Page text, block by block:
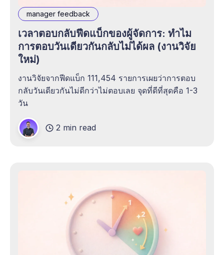
manager feedback
เวลาตอบกลับฟีดแบ็กของผู้จัดการ: ทำไม
การตอบวันเดียวกันกลับไม่ได้ผล (งานวิจัย
ใหม่)
งานวิจัยจากฟีดแบ็ก 111,454 รายการเผยว่าการตอบ
กลับวันเดียวกันไม่ดีกว่าไม่ตอบเลย จุดที่ดีที่สุดคือ 1-3
วัน
2 min read